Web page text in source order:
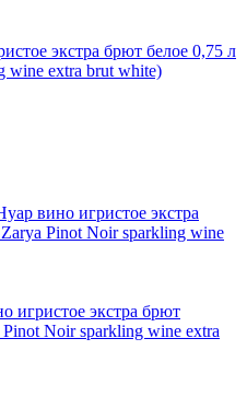
экстра брют белое 0,75 л
wine extra brut white)
игристое экстра брют
Noir sparkling wine extra